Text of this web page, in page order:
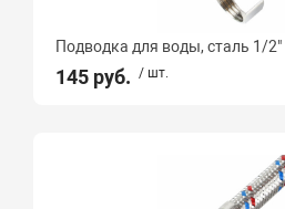
Подводка для воды, сталь 1/
145 руб. / шт.